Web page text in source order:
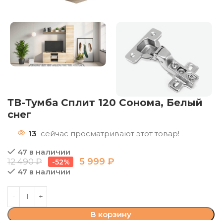
ТВ-Тумба Сплит 120 Сонома, Белый
снег
13 сейчас просматривают этот товар!
47 в наличии
12 490₽ -52% 5 999₽
47 в наличии
В корзину